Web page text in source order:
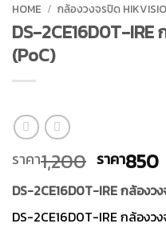
HOME / กล้องวงจรปิด
DS-2CE16D0T-IRE
(PoC)
ราคา1,200 Original
price
was:
ราคา
ราคา850
DS-2CE16D0T-IRE กล้องว
DS-2CE16D0T-IRE กล้องว